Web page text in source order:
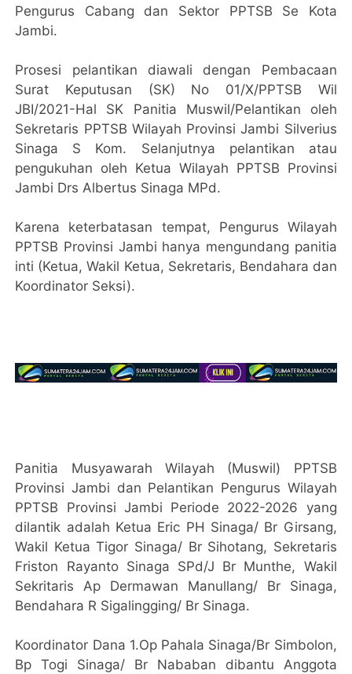
Pengurus Cabang dan Sektor PPTSB Se Kota
Jambi.
Prosesi pelantikan diawali dengan Pembacaan
Surat Keputusan (SK) No 01/X/PPTSB Wil
JBI/2021-Hal SK Panitia Muswil/Pelantikan oleh
Sekretaris PPTSB Wilayah Provinsi Jambi Silverius
Sinaga S Kom. Selanjutnya pelantikan atau
pengukuhan oleh Ketua Wilayah PPTSB Provinsi
Jambi Drs Albertus Sinaga MPd.
Karena keterbatasan tempat, Pengurus Wilayah
PPTSB Provinsi Jambi hanya mengundang panitia
inti (Ketua, Wakil Ketua, Sekretaris, Bendahara dan
Koordinator Seksi).
Panitia Musyawarah Wilayah (Muswil) PPTSB
Provinsi Jambi dan Pelantikan Pengurus Wilayah
PPTSB Provinsi Jambi Periode 2022-2026 yang
dilantik adalah Ketua Eric PH Sinaga/ Br Girsang,
Wakil Ketua Tigor Sinaga/ Br Sihotang, Sekretaris
Friston Rayanto Sinaga SPd/J Br Munthe, Wakil
Sekritaris Ap Dermawan Manullang/ Br Sinaga,
Bendahara R Sigalingging/ Br Sinaga.
Koordinator Dana 1.Op Pahala Sinaga/Br Simbolon,
Bp Togi Sinaga/ Br Nababan dibantu Anggota